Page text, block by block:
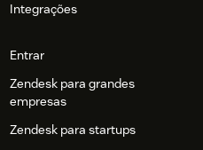
Integrações
Entrar
Zendesk para grandes
empresas
Zendesk para startups